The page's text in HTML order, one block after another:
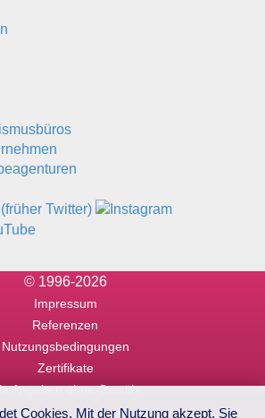
© 1996-2026
Impressum
Referenzen
Nutzungsbedingungen
Zertifikate
Angaben ohne Gewähr
Cookies. Mit der Nutzung akzept. Sie